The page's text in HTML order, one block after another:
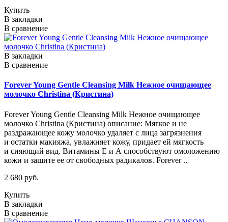
Купить
В закладки
В сравнение
В закладки
В сравнение
Forever Young Gentle Cleansing Milk Нежное очищающее
молочко Christina (Кристина)
Forever Young Gentle Cleansing Milk Нежное очищающее
молочко Christina (Кристина) описание: Мягкое и не
раздражающее кожу молочко удаляет с лица загрязнения
и остатки макияжа, увлажняет кожу, придает ей мягкость
и сияющий вид. Витамины Е и А способствуют омоложению
кожи и защите ее от свободных радикалов. Forever ..
2 680 руб.
Купить
В закладки
В сравнение